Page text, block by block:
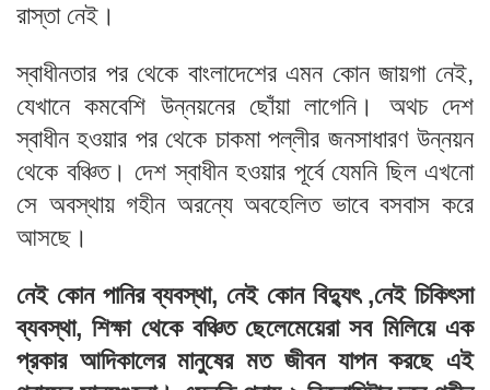
রাস্তা নেই।
স্বাধীনতার পর থেকে বাংলাদেশের এমন কোন জায়গা নেই,
যেখানে কমবেশি উন্নয়নের ছোঁয়া লাগেনি। অথচ দেশ
স্বাধীন হওয়ার পর থেকে চাকমা পল্লীর জনসাধারণ উন্নয়ন
থেকে বঞ্চিত। দেশ স্বাধীন হওয়ার পূর্বে যেমনি ছিল এখনো
সে অবস্থায় গহীন অরন্যে অবহেলিত ভাবে বসবাস করে
আসছে।
নেই কোন পানির ব্যবস্থা, নেই কোন বিদ্যুৎ ,নেই চিকিৎসা
ব্যবস্থা, শিক্ষা থেকে বঞ্চিত ছেলেমেয়েরা সব মিলিয়ে এক
প্রকার আদিকালের মানুষের মত জীবন যাপন করছে এই